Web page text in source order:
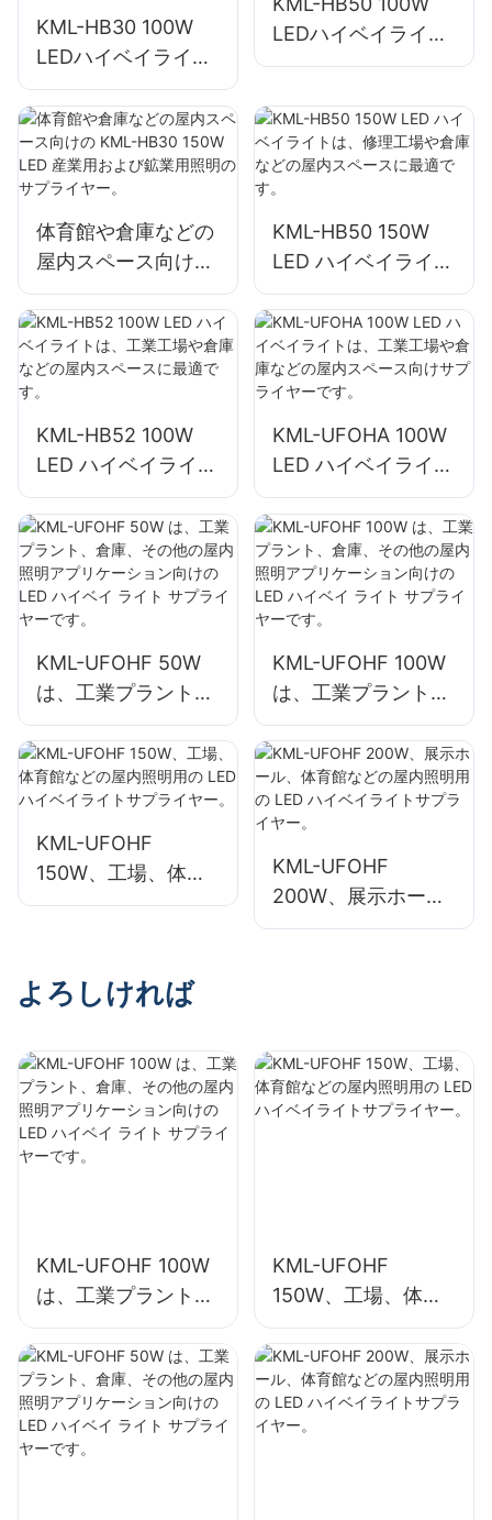
KML-HB30 100W
LEDハイベイライト
サプライヤー、屋内
スペース照明、工
場、倉庫など。
LEDハイベイライト
サプライヤー屋内ス
庫など。
体育館や倉庫などの
屋内スペース向けの
KML-HB30 150W
LED 産業用および鉱
業用照明のサプライ
ヤー。
KML-HB50 150W
LED ハイベイライト
は、修理工場や倉庫
などの屋内スペース
に最適です。
KML-HB52 100W
LED ハイベイライト
は、工業工場や倉庫
などの屋内スペース
に最適です。
KML-UFOHA 100W
LED ハイベイライト
は、工業工場や倉庫
などの屋内スペース
向けサプライヤーで
す。
KML-UFOHF 50W
は、工業プラント、
倉庫、その他の屋内
照明アプリケーショ
ン向けの LED ハイ
ベイ ライト サプラ
イヤーです。
KML-UFOHF 100W
は、工業プラント、
倉庫、その他の屋内
照明アプリケーショ
ン向けの LED ハイ
ベイ ライト サプラ
KML-UFOHF
150W、工場、体育
館などの屋内照明用
KML-UFOHF
200W、展示ホー
ル、体育館などの屋
よろしければ
KML-UFOHF 100W
は、工業プラント、
倉庫、その他の屋内
照明アプリケーショ
ン向けの LED ハイ
ベイ ライト サプラ
イヤーです。
KML-UFOHF
150W、工場、体育
館などの屋内照明用
の LED ハイベイラ
イトサプライヤー。